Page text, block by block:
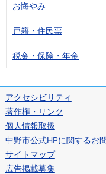
お悔やみ
戸籍・住民票
税金・保険・年金
アクセシビリティ
著作権・リンク
個人情報取扱
中野市公式HPに関するお
サイトマップ
広告掲載募集